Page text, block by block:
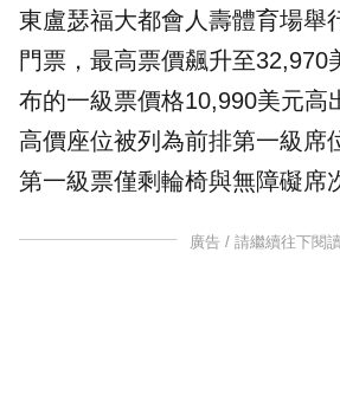
東盧瑟福大都會人壽體育場舉
門票，最高票價飆升至32,970
布的一級票價格10,990美元高
高價座位被列為前排第一級席
第一級票僅剩輪椅與無障礙席
廣告 / 請繼續往下閱